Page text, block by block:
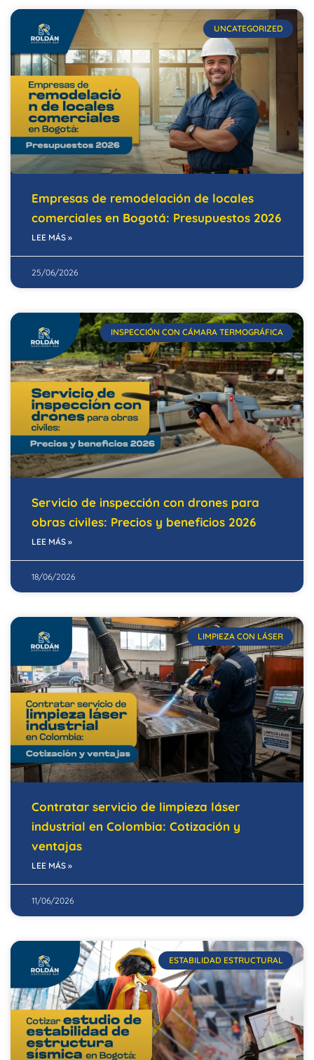
UNCATEGORIZED
Empresas de remodelación de locales
comerciales en Bogotá: Presupuestos 2026
LEE MÁS »
25/06/2026
INSPECCIÓN CON CÁMARA TERMOGRÁFICA
Servicio de inspección con drones para
obras civiles: Precios y beneficios 2026
LEE MÁS »
18/06/2026
LIMPIEZA CON LÁSER
Contratar servicio de limpieza láser
industrial en Colombia: Cotización y
ventajas
LEE MÁS »
11/06/2026
ESTABILIDAD ESTRUCTURAL